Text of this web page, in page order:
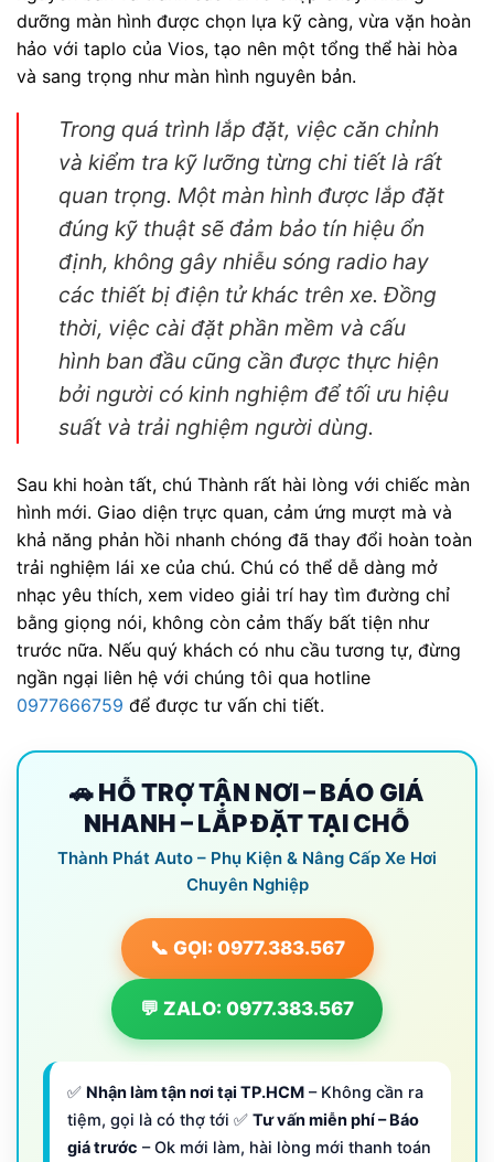
dưỡng màn hình được chọn lựa kỹ càng, vừa vặn hoàn
hảo với taplo của Vios, tạo nên một tổng thể hài hòa
và sang trọng như màn hình nguyên bản.
Trong quá trình lắp đặt, việc căn chỉnh
và kiểm tra kỹ lưỡng từng chi tiết là rất
quan trọng. Một màn hình được lắp đặt
đúng kỹ thuật sẽ đảm bảo tín hiệu ổn
định, không gây nhiễu sóng radio hay
các thiết bị điện tử khác trên xe. Đồng
thời, việc cài đặt phần mềm và cấu
hình ban đầu cũng cần được thực hiện
bởi người có kinh nghiệm để tối ưu hiệu
suất và trải nghiệm người dùng.
Sau khi hoàn tất, chú Thành rất hài lòng với chiếc màn
hình mới. Giao diện trực quan, cảm ứng mượt mà và
khả năng phản hồi nhanh chóng đã thay đổi hoàn toàn
trải nghiệm lái xe của chú. Chú có thể dễ dàng mở
nhạc yêu thích, xem video giải trí hay tìm đường chỉ
bằng giọng nói, không còn cảm thấy bất tiện như
trước nữa. Nếu quý khách có nhu cầu tương tự, đừng
ngần ngại liên hệ với chúng tôi qua hotline
0977666759 để được tư vấn chi tiết.
🚗 HỖ TRỢ TẬN NƠI – BÁO GIÁ
NHANH – LẮP ĐẶT TẠI CHỖ
Thành Phát Auto – Phụ Kiện & Nâng Cấp Xe Hơi
Chuyên Nghiệp
📞 GỌI: 0977.383.567
💬 ZALO: 0977.383.567
✅ Nhận làm tận nơi tại TP.HCM – Không cần ra
tiệm, gọi là có thợ tới ✅ Tư vấn miễn phí – Báo
giá trước – Ok mới làm, hài lòng mới thanh toán